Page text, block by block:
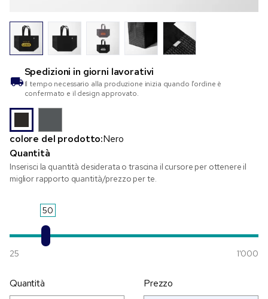
Spedizioni in giorni lavorativi
Il tempo necessario alla produzione inizia quando l’ordine è
confermato e il design approvato.
colore del prodotto:Nero
Quantità
Inserisci la quantità desiderata o trascina il cursore per ottenere il
miglior rapporto quantità/prezzo per te.
50
25 1'000
Quantità Prezzo